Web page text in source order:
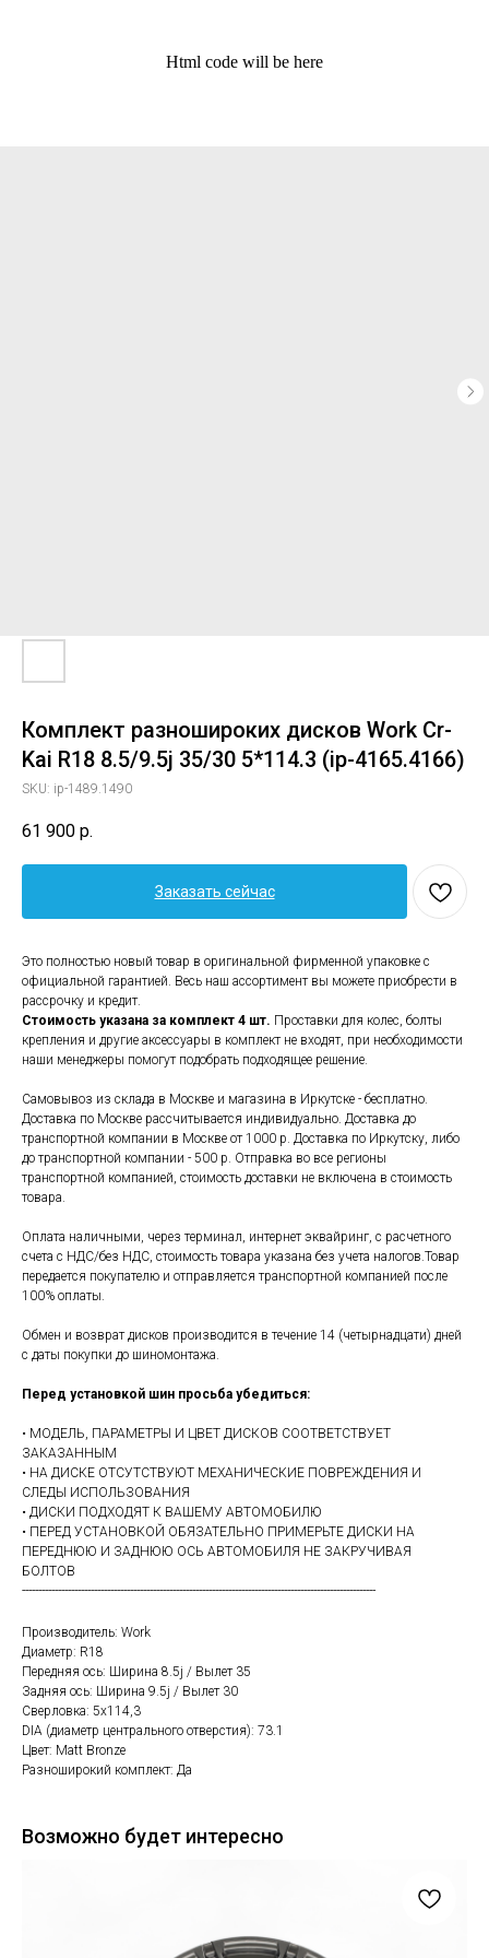
Html code will be here
Комплект разношироких дисков Work Cr-
Kai R18 8.5/9.5j 35/30 5*114.3 (ip-4165.4166)
SKU: ip-1489.1490
61 900 р.
Заказать сейчас
Это полностью новый товар в оригинальной фирменной упаковке с
официальной гарантией. Весь наш ассортимент вы можете приобрести в
рассрочку и кредит.
Стоимость указана за комплект 4 шт. Проставки для колес, болты
крепления и другие аксессуары в комплект не входят, при необходимости
наши менеджеры помогут подобрать подходящее решение.
Самовывоз из склада в Москве и магазина в Иркутске - бесплатно.
Доставка по Москве рассчитывается индивидуально. Доставка до
транспортной компании в Москве от 1000 р. Доставка по Иркутску, либо
до транспортной компании - 500 р. Отправка во все регионы
транспортной компанией, стоимость доставки не включена в стоимость
товара.
Оплата наличными, через терминал, интернет эквайринг, с расчетного
счета с НДС/без НДС, стоимость товара указана без учета налогов.Товар
передается покупателю и отправляется транспортной компанией после
100% оплаты.
Обмен и возврат дисков производится в течение 14 (четырнадцати) дней
с даты покупки до шиномонтажа.
Перед установкой шин просьба убедиться:
• МОДЕЛЬ, ПАРАМЕТРЫ И ЦВЕТ ДИСКОВ СООТВЕТСТВУЕТ
ЗАКАЗАННЫМ
• НА ДИСКЕ ОТСУТСТВУЮТ МЕХАНИЧЕСКИЕ ПОВРЕЖДЕНИЯ И
СЛЕДЫ ИСПОЛЬЗОВАНИЯ
• ДИСКИ ПОДХОДЯТ К ВАШЕМУ АВТОМОБИЛЮ
• ПЕРЕД УСТАНОВКОЙ ОБЯЗАТЕЛЬНО ПРИМЕРЬТЕ ДИСКИ НА
ПЕРЕДНЮЮ И ЗАДНЮЮ ОСЬ АВТОМОБИЛЯ НЕ ЗАКРУЧИВАЯ
БОЛТОВ
------------------------------------------------------------------------------------------------------------
Производитель: Work
Диаметр: R18
Передняя ось: Ширина 8.5j / Вылет 35
Задняя ось: Ширина 9.5j / Вылет 30
Сверловка: 5х114,3
DIA (диаметр центрального отверстия): 73.1
Цвет: Matt Bronze
Разноширокий комплект: Да
Возможно будет интересно